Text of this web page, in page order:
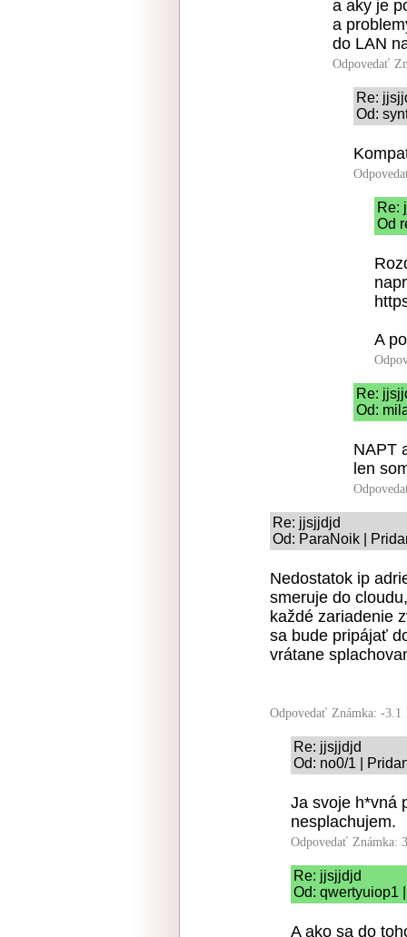
a aky je
a
do LAN
Odpovedať
Re:
Od:
Re:
Od
A
Re:
Od:
NAPT
len
Re: jjsjjdjd
Od: ParaNoik |
Nedostatok ip
smeruje do
každé zariadenie
sa bude pripájať
vrátane
Odpovedať Známka: -3.1
Re: jjsjjdjd
Od: no0/1 |
Ja svoje h*vná
nesplachujem.
Odpovedať Známka:
Re: jjsjjdjd
Od: qwertyuiop1
A ako sa do